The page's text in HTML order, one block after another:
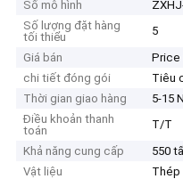
Số mô hình
Số lượng đặt hàng
tối thiểu
5
Giá bán
Price
chi tiết đóng gói
Tiêu
Thời gian giao hàng
5-15
Điều khoản thanh
toán
T/T
Khả năng cung cấp
550
Vật liệu
Thép